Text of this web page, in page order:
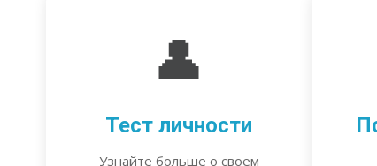
👤
Тест личности
Узнайте больше о своем